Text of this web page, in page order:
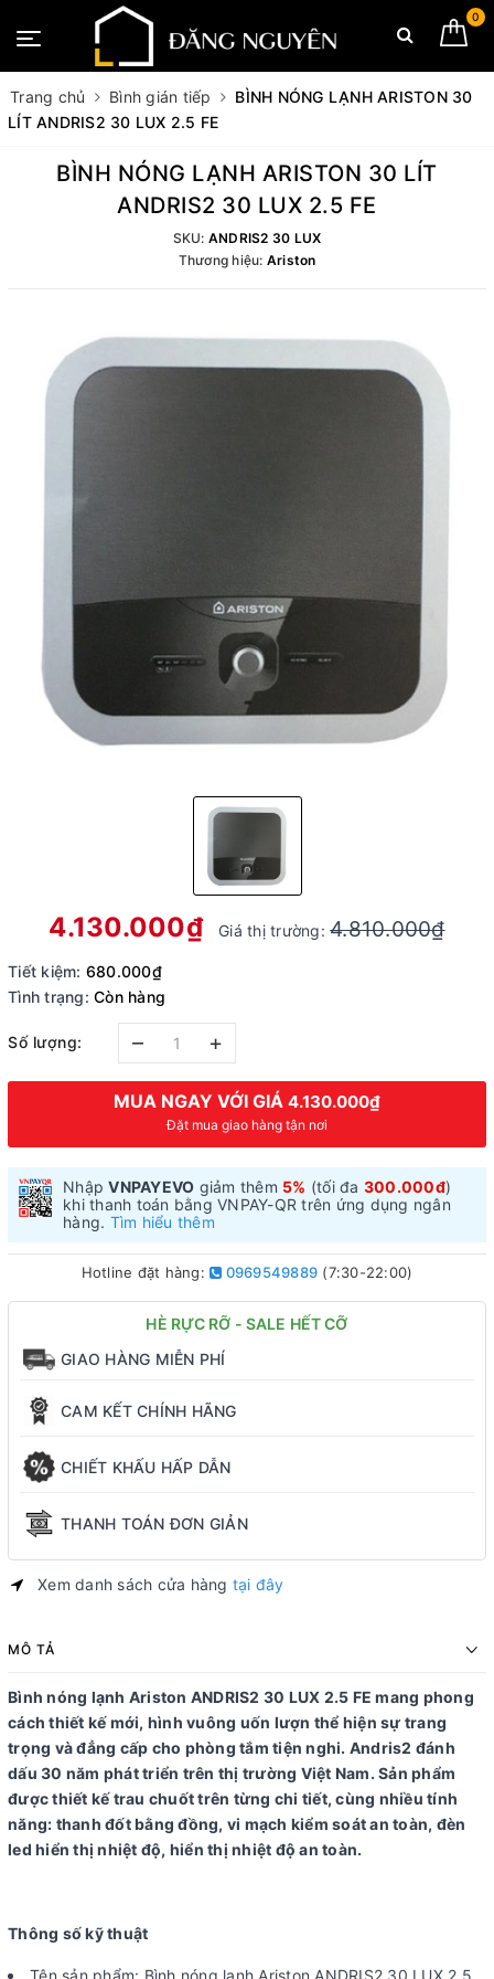
0
Trang chủ Bình gián tiếp
BÌNH NÓNG LẠNH ARISTON 30
LÍT ANDRIS2 30 LUX 2.5 FE
BÌNH NÓNG LẠNH ARISTON 30 LÍT
ANDRIS2 30 LUX 2.5 FE
SKU: ANDRIS2 30 LUX
Thương hiệu: Ariston
4.130.000₫ Giá thị trường:4.810.000₫
Tiết kiệm: 680.000₫
Tình trạng: Còn hàng
Số lượng: – +
MUA NGAY VỚI GIÁ 4.130.000₫
Đặt mua giao hàng tận nơi
NhậpVNPAYEVO giảm thêm 5% (tối đa 300.000đ)
khi thanh toán bằng VNPAY-QR trên ứng dụng ngân
hàng. Tìm hiểu thêm
Hotline đặt hàng: 0969549889 (7:30-22:00)
HÈ RỰC RỠ - SALE HẾT CỠ
GIAO HÀNG MIỄN PHÍ
CAM KẾT CHÍNH HÃNG
CHIẾT KHẤU HẤP DẪN
THANH TOÁN ĐƠN GIẢN
Xem danh sách cửa hàng tại đây
MÔ TẢ
Bình nóng lạnh Ariston ANDRIS2 30 LUX 2.5 FE mang phong
cách thiết kế mới, hình vuông uốn lượn thể hiện sự trang
trọng và đẳng cấp cho phòng tắm tiện nghi. Andris2 đánh
dấu 30 năm phát triển trên thị trường Việt Nam. Sản phẩm
được thiết kế trau chuốt trên từng chi tiết, cùng nhiều tính
năng: thanh đốt bằng đồng, vi mạch kiểm soát an toàn, đèn
led hiển thị nhiệt độ, hiển thị nhiệt độ an toàn.
Thông số kỹ thuật
Tên sản phẩm: Bình nóng lạnh Ariston ANDRIS2 30 LUX 2.5